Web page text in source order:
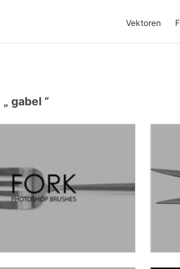
Vektoren
gabel